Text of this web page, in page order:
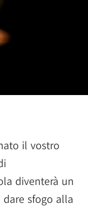
il vostro
diventerà un
sfogo alla